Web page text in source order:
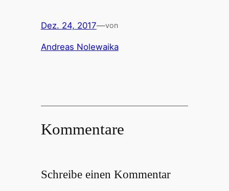
Dez. 24, 2017—von
Andreas Nolewaika
Kommentare
Schreibe einen Kommentar